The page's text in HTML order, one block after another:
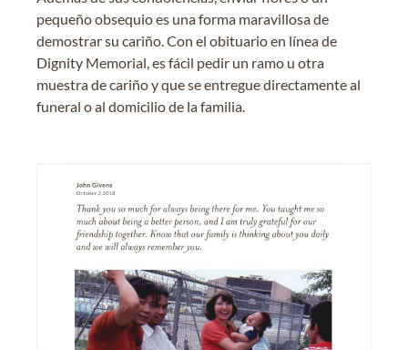
pequeño obsequio es una forma maravillosa de
demostrar su cariño. Con el obituario en línea de
Dignity Memorial, es fácil pedir un ramo u otra
muestra de cariño y que se entregue directamente al
funeral o al domicilio de la familia.